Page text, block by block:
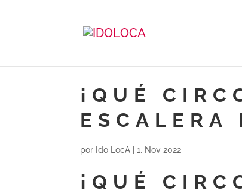
¡QUÉ
ESCALERA
por Ido LocA |1, Nov 2022
¡QUÉ